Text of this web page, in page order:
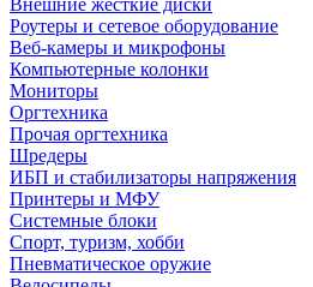
Внешние жесткие диски
Роутеры и сетевое оборудование
Веб-камеры и микрофоны
Компьютерные колонки
Мониторы
Оргтехника
Прочая оргтехника
Шредеры
ИБП и стабилизаторы напряжения
Принтеры и МФУ
Системные блоки
Спорт, туризм, хобби
Пневматическое оружие